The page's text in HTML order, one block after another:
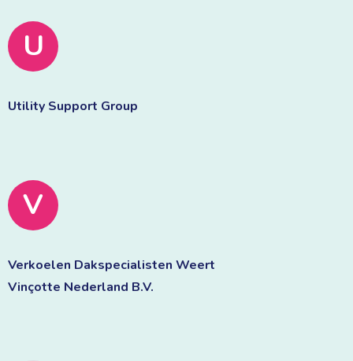
U
Utility Support Group
V
Verkoelen Dakspecialisten Weert
Vinçotte Nederland B.V.